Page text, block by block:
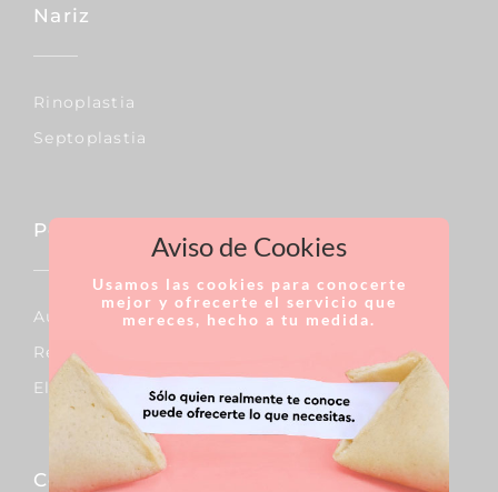
Nariz
Rinoplastia
Septoplastia
Pecho
Aumento De Pecho
Reducción De Pecho
Elevación De Pecho
Corporal
Aviso de Cookies
Usamos las cookies para conocerte
mejor y ofrecerte el servicio que
mereces, hecho a tu medida.